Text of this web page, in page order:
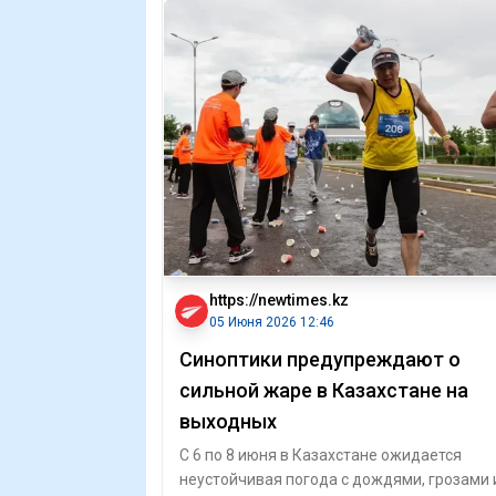
https://newtimes.kz
05 Июня 2026 12:46
Синоптики предупреждают о
сильной жаре в Казахстане на
выходных
С 6 по 8 июня в Казахстане ожидается
неустойчивая погода с дождями, грозами